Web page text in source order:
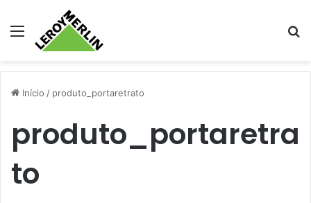
Menu
Início / produto_portaretrato
produto_portaretra
to